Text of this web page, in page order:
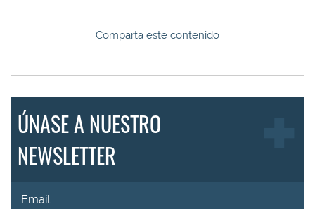
Comparta este contenido
ÚNASE A NUESTRO
NEWSLETTER
Email: